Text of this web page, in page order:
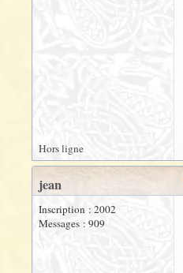
Hors ligne
jean
Inscription : 2002
Messages : 909